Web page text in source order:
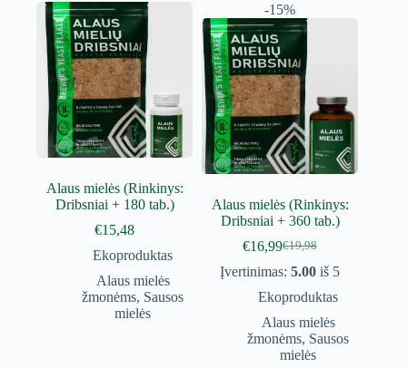
Alaus mielės (Rinkinys:
Dribsniai + 180 tab.)
€15,48
Ekoproduktas
Alaus mielės
žmonėms, Sausos
mielės
-15%
Alaus mielės (Rinkinys:
Dribsniai + 360 tab.)
€19,98
Original
price
€19,98.
€16,99Current
price
€16,99.
Įvertinimas:5.00 iš 5
Ekoproduktas
Alaus mielės
žmonėms, Sausos
mielės